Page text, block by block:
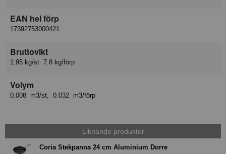
EAN hel förp
17392753000421
Bruttovikt
1.95 kg/st 7.8 kg/förp
Volym
0.008 m3/st, 0.032 m3/förp
Liknande produkter
Coria Stekpanna 24 cm Aluminium Dorre